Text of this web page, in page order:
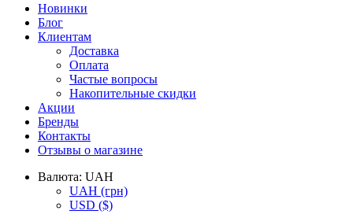
Новинки
Блог
Клиентам
Доставка
Оплата
Частые вопросы
Накопительные скидки
Акции
Бренды
Контакты
Отзывы о магазине
Валюта: UAH
UAH (грн)
USD ($)